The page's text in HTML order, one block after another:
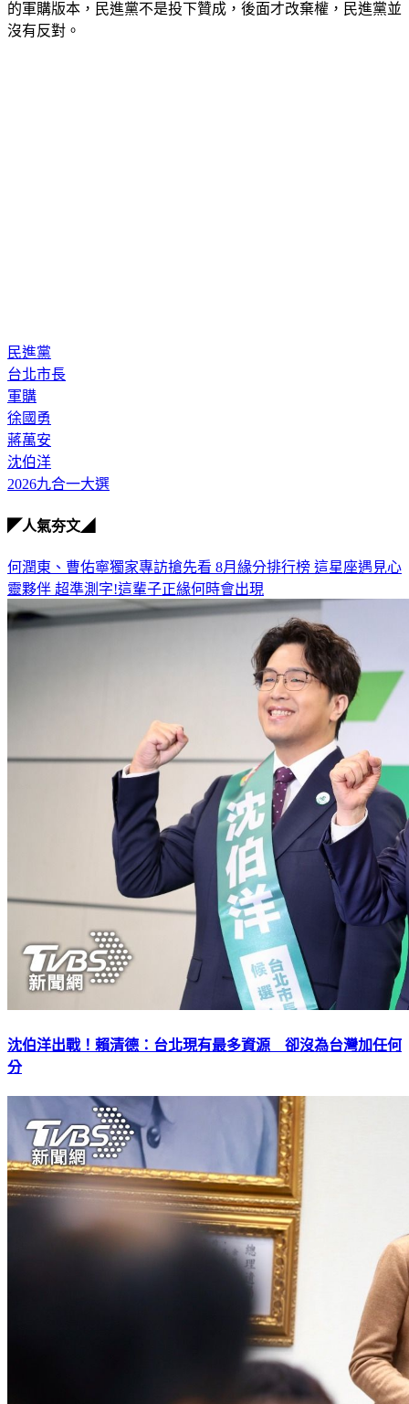
的軍購版本，民進黨不是投下贊成，後面才改棄權，民進黨並
沒有反對。
民進黨
台北市長
軍購
徐國勇
蔣萬安
沈伯洋
2026九合一大選
◤人氣夯文◢
何潤東、曹佑寧獨家專訪搶先看 8月緣分排行榜 這星座遇見心
靈夥伴 超準測字!這輩子正緣何時會出現
沈伯洋出戰！賴清德：台北現有最多資源 卻沒為台灣加任何
分